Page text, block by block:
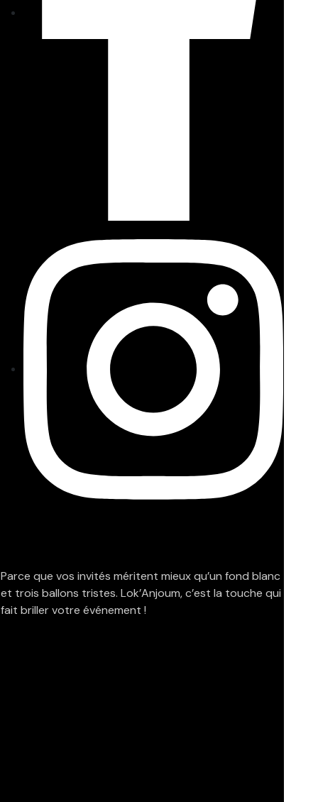
Parce que vos invités méritent mieux qu’un fond blanc
et trois ballons tristes. Lok’Anjoum, c’est la touche qui
fait briller votre événement !